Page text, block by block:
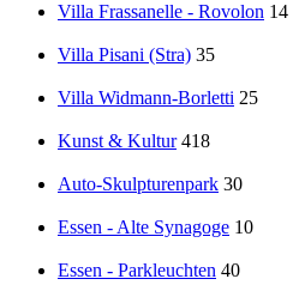
Villa Frassanelle - Rovolon 14
Villa Pisani (Stra) 35
Villa Widmann-Borletti 25
Kunst & Kultur 418
Auto-Skulpturenpark 30
Essen - Alte Synagoge 10
Essen - Parkleuchten 40